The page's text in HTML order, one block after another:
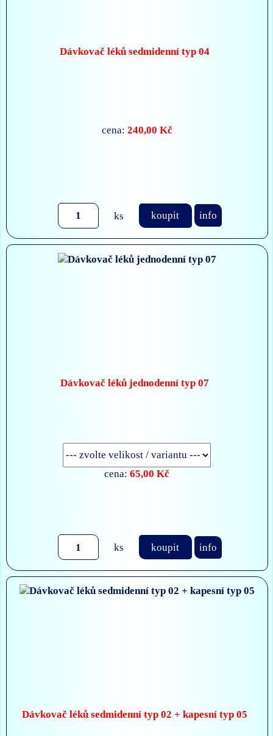
Dávkovač léků sedmidenní typ 04
cena: 240,00 Kč
ks koupit info
Dávkovač léků jednodenní typ 07
cena:65,00 Kč
ks koupit info
Dávkovač léků sedmidenní typ 02 + kapesní typ 05